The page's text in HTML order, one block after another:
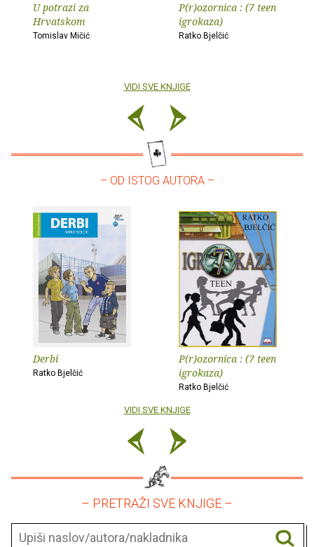
U potrazi za
Hrvatskom
Tomislav Mičić
P(r)ozornica : (7 teen
igrokaza)
Ratko Bjelčić
VIDI SVE KNJIGE
– OD ISTOG AUTORA –
Derbi
Ratko Bjelčić
P(r)ozornica : (7 teen
igrokaza)
Ratko Bjelčić
VIDI SVE KNJIGE
– PRETRAŽI SVE KNJIGE –